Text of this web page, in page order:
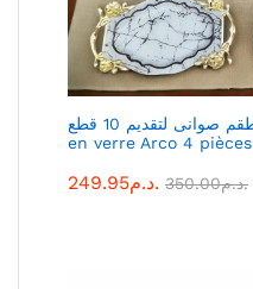
طقم صوانى لتقديم 10 قطع-Ensemble de plateaux
en verre Arco 4 pièces
249.95 د.م. 350.00 د.م.